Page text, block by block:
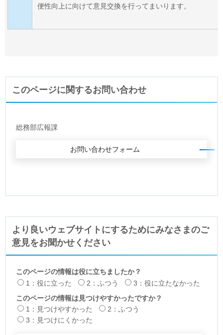
便性向上に向けて意見交換を行ってまいります。
このページに関するお問い合わせ
総務部広報課
より良いウェブサイトにするためにみなさまのご
意見をお聞かせください
このページの情報は役に立ちましたか？
1：役に立った
2：ふつう
3：役に立たなかった
このページの情報は見つけやすかったですか？
1：見つけやすかった
2：ふつう
3：見つけにくかった